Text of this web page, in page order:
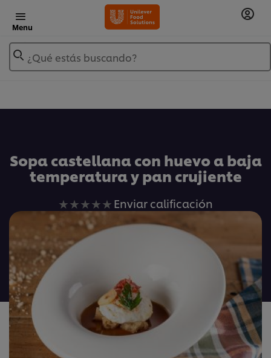
Menu
¿Qué estás buscando?
Sopa castellana con huevo a baja
temperatura y pan crujiente
No
se
para
este
recipe
Enviar calificación